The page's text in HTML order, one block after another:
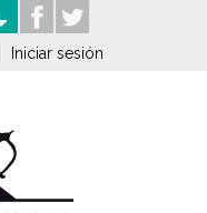
Iniciar sesión